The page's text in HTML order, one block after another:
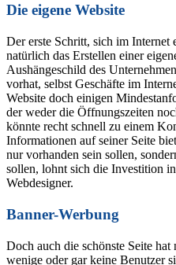
Die eigene Website
Der erste Schritt, sich im Internet
natürlich das Erstellen einer
Aushängeschild des
vorhat, selbst Geschäfte im
Website doch einigen
der weder die Öffnungszeiten
könnte recht schnell zu einem
Informationen auf seiner Seite
nur vorhanden sein sollen,
sollen, lohnt sich die Investition
Webdesigner.
Banner-Werbung
Doch auch die schönste Seite
wenige oder gar keine Benutzer